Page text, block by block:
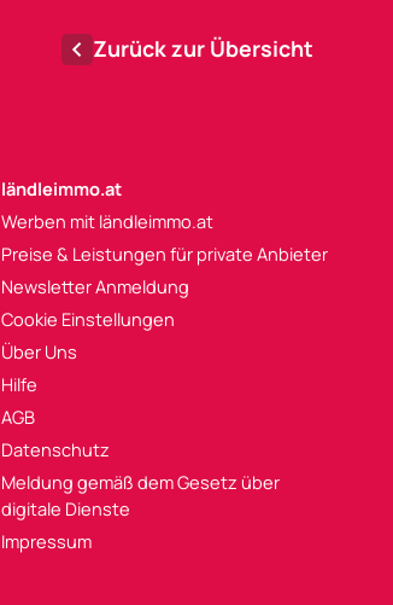
Zurück zur Übersicht
ländleimmo.at
Werben mit ländleimmo.at
Preise & Leistungen für private Anbieter
Newsletter Anmeldung
Cookie Einstellungen
Über Uns
Hilfe
AGB
Datenschutz
Meldung gemäß dem Gesetz über
digitale Dienste
Impressum